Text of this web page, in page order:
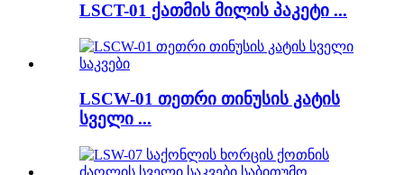
LSCT-01 ქათმის მილის პაკეტი ...
LSCW-01 თეთრი თინუსის კატის
სველი ...